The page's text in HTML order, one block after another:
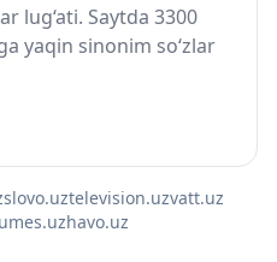
lug‘ati. Saytda 3300
yaqin sinonim so‘zlar
slovo.uztelevision.uzvatt.uz
havo.uz